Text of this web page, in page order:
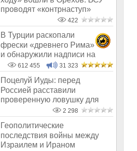
проводят «контрнаступ»
422
В Турции раскопали
фрески «древнего Рима»
и обнаружили надписи на
Русском!
612 455 31 323
Поцелуй Иуды: перед
Россией расставили
проверенную ловушку для
2 298
Геополитические
последствия войны между
Израилем и Ираном